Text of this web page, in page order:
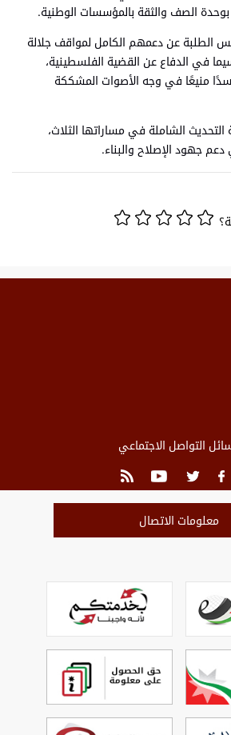
بوحدة الصف والثقة بالمؤسسات الوطنية.
الطلبة عن دعمهم الكامل لمواقف جلالة
سيما في الدفاع عن القضية الفلسطينية،
منيعًا في وجه الأصوات المشككة
التحديث الشاملة في مساراتها الثلاث،
جهود الإصلاح والبناء.
التواصل الاجتماعي
معلومات الاتصال